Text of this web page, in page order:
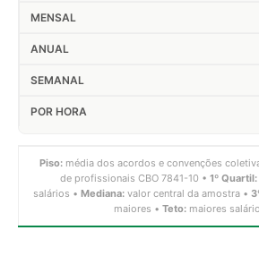
Piso: média dos acordos e convenções
de profissionais CBO 7841-10 • 1º Quartil:
salários • Mediana: valor central da amostra •
maiores • Teto: maiores